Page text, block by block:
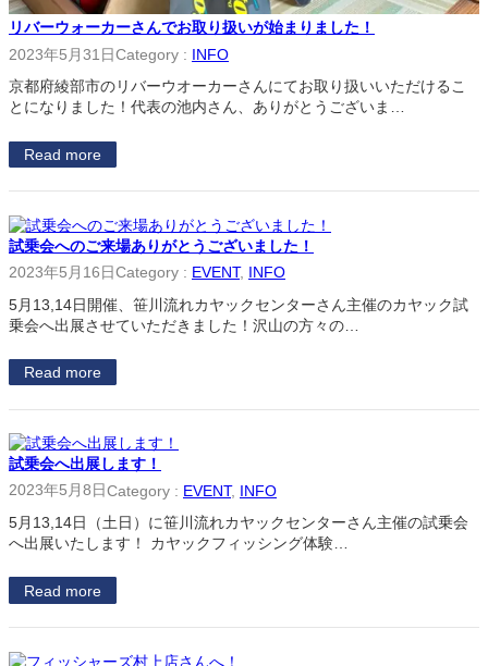
リバーウォーカーさんでお取り扱いが始まりました！
2023年5月31日Category : INFO
京都府綾部市のリバーウオーカーさんにてお取り扱いいただけるこ
とになりました！代表の池内さん、ありがとうございま…
Read more
試乗会へのご来場ありがとうございました！
2023年5月16日Category : EVENT, INFO
5月13,14日開催、笹川流れカヤックセンターさん主催のカヤック試
乗会へ出展させていただきました！沢山の方々の…
Read more
試乗会へ出展します！
2023年5月8日Category : EVENT, INFO
5月13,14日（土日）に笹川流れカヤックセンターさん主催の試乗会
へ出展いたします！ カヤックフィッシング体験…
Read more